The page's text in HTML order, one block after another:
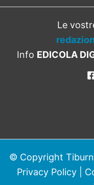
Le
Info EDICOLA
© Copyright
Privacy Policy|